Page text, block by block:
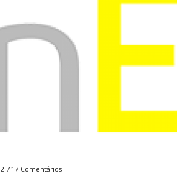
2.717 Comentários